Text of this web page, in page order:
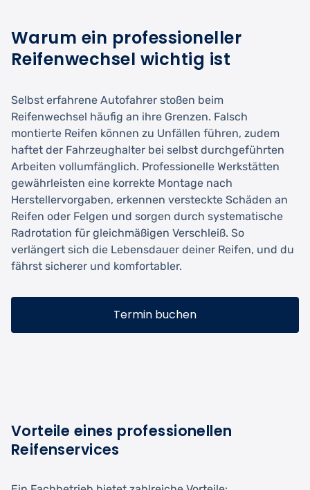
Warum ein professioneller
Reifenwechsel wichtig ist
Selbst erfahrene Autofahrer stoßen beim
Reifenwechsel häufig an ihre Grenzen. Falsch
montierte Reifen können zu Unfällen führen, zudem
haftet der Fahrzeughalter bei selbst durchgeführten
Arbeiten vollumfänglich. Professionelle Werkstätten
gewährleisten eine korrekte Montage nach
Herstellervorgaben, erkennen versteckte Schäden an
Reifen oder Felgen und sorgen durch systematische
Radrotation für gleichmäßigen Verschleiß. So
verlängert sich die Lebensdauer deiner Reifen, und du
fährst sicherer und komfortabler.
Termin buchen
Vorteile eines professionellen
Reifenservices